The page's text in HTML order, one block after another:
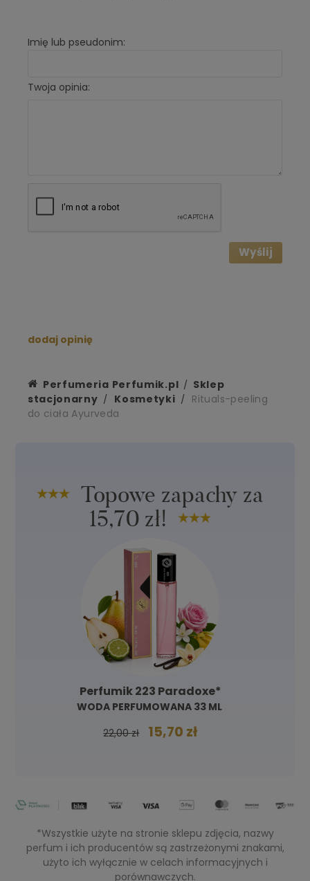
Imię lub pseudonim:
Twoja opinia:
Wyślij
dodaj opinię
Perfumeria Perfumik.pl
Sklep
stacjonarny
Kosmetyki
Rituals-peeling
do ciała Ayurveda
Topowe zapachy za
15,70 zł!
Perfumik 223 Paradoxe*
WODA PERFUMOWANA 33 ML
22,00 zł
15,70 zł
*Wszystkie użyte na stronie sklepu zdjęcia, nazwy
perfum i ich producentów są zastrzeżonymi znakami,
użyto ich wyłącznie w celach informacyjnych i
porównawczych.